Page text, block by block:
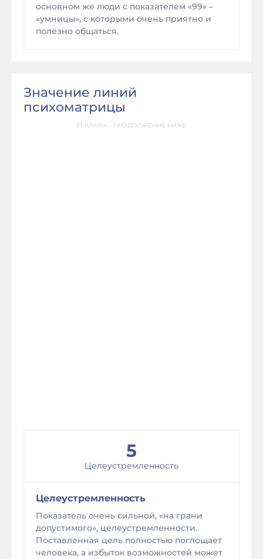
основном же люди с показателем «99» –
«умницы», с которыми очень приятно и
полезно общаться.
Значение линий
психоматрицы
РЕКЛАМА - ПРОДОЛЖЕНИЕ НИЖЕ
5
Целеустремленность
Целеустремленность
Показатель очень сильной, «на грани
допустимого», целеустремленности.
Поставленная цель полностью поглощает
человека, а избыток возможностей может